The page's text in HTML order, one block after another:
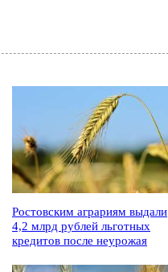
Ростовским аграриям выдали
4,2 млрд рублей льготных
кредитов после неурожая